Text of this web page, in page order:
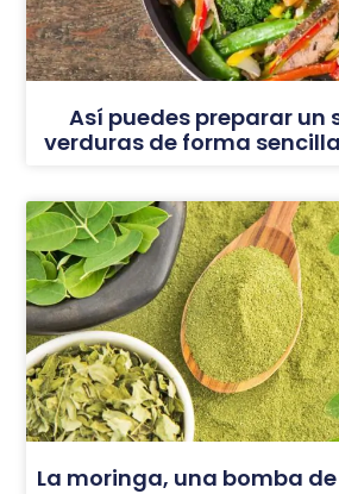
Así puedes preparar un
verduras de forma
La moringa, una bomba